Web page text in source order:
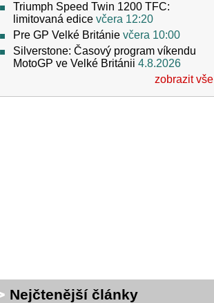
Triumph Speed Twin 1200 TFC:
limitovaná edice včera 12:20
Pre GP Velké Británie včera 10:00
Silverstone: Časový program víkendu
MotoGP ve Velké Británii 4.8.2026
zobrazit vše
Nejčtenější články